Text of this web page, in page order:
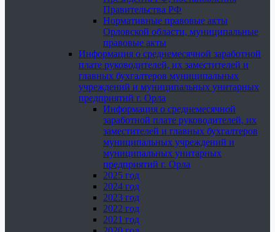
Правительства РФ
Нормативные правовые акты
Орловской области, муниципальные
правовые акты
Информация о среднемесячной заработной
плате руководителей, их заместителей и
главных бухгалтеров муниципальных
учреждений и муниципальных унитарных
предприятий г. Орла
Информация о среднемесячной
заработной плате руководителей, их
заместителей и главных бухгалтеров
муниципальных учреждений и
муниципальных унитарных
предприятий г. Орла
2025 год
2024 год
2023 год
2022 год
2021 год